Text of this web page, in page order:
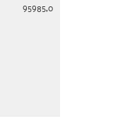
95985,0